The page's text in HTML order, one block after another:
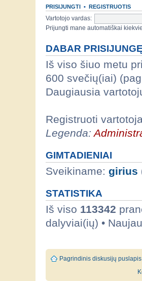
PRISIJUNGTI • REGISTRUOTIS
Vartotojo vardas:
Prijungti mane automatiškai
DABAR
Iš viso šiuo metu
600 svečių(iai)
Daugiausia
Registruoti
Legenda:
GIMTADIENIAI
Sveikiname: girius
STATISTIKA
Iš viso 113342
dalyviai(ių) •
Pagrindinis diskusijų puslapis